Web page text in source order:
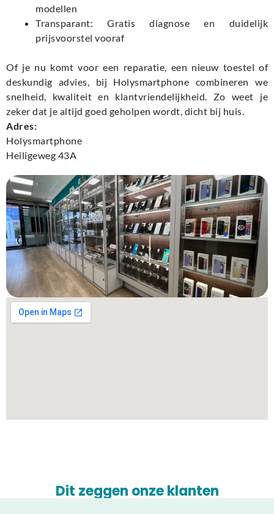
modellen
Transparant: Gratis diagnose en duidelijk
prijsvoorstel vooraf
Of je nu komt voor een reparatie, een nieuw toestel of
deskundig advies, bij Holysmartphone combineren we
snelheid, kwaliteit en klantvriendelijkheid. Zo weet je
zeker dat je altijd goed geholpen wordt, dicht bij huis.
Adres:
Holysmartphone
Heiligeweg 43A
Dit zeggen onze klanten